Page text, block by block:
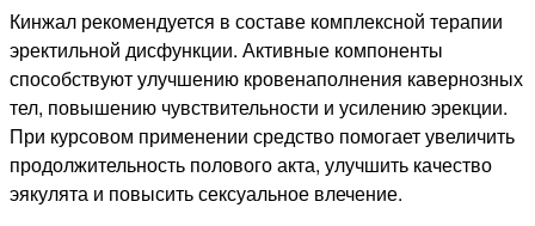
Кинжал рекомендуется в составе комплексной терапии
эректильной дисфункции. Активные компоненты
способствуют улучшению кровенаполнения кавернозных
тел, повышению чувствительности и усилению эрекции.
При курсовом применении средство помогает увеличить
продолжительность полового акта, улучшить качество
эякулята и повысить сексуальное влечение.